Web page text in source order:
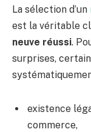
La sélection d’un
est la véritable
neuve réussi.
surprises,
existence
commerce,